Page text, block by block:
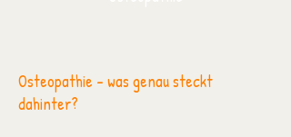
Osteopathie - was genau steckt
dahinter?